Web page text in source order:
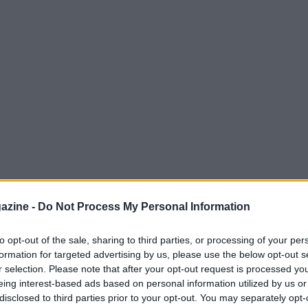
- Do Not Process My Personal Information
opt-out of the sale, sharing to third parties, or processing of your
for targeted advertising by us, please use the below opt-out
selection. Please note that after your opt-out request is processed
interest-based ads based on personal information utilized by us
to third parties prior to your opt-out. You may separately
vita, ci sono giorni in cui tutto sembra
riusciamo a dare il meglio di noi stessi?
della pallavolo italiana, ha sempre